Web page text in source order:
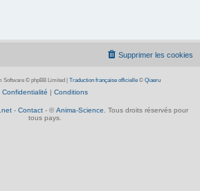
Supprimer les cookies
Software © phpBB Limited Traduction française officielle© Qiaeru
Confidentialité | Conditions
- Contact - © Anima-Science . Tous droits réservés pour
tous pays.